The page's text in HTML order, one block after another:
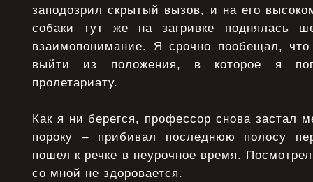
заподозрил скрытый вызов, и на его
собаки тут же на загривке поднялась
взаимопонимание. Я срочно пообещал,
выйти из положения, в которое я
пролетариату.
Как я ни берегся, профессор снова застал
пороку – прибивал последнюю полосу
пошел к речке в неурочное время.
со мной не здоровается.